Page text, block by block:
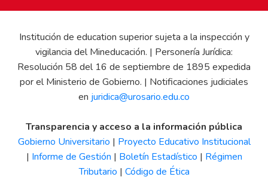
Institución de education superior sujeta a la inspección y
vigilancia del Mineducación. | Personería Jurídica:
Resolución 58 del 16 de septiembre de 1895 expedida
por el Ministerio de Gobierno. | Notificaciones judiciales
en juridica@urosario.edu.co
Transparencia y acceso a la información pública
Gobierno Universitario | Proyecto Educativo Institucional
| Informe de Gestión | Boletín Estadístico | Régimen
Tributario | Código de Ética